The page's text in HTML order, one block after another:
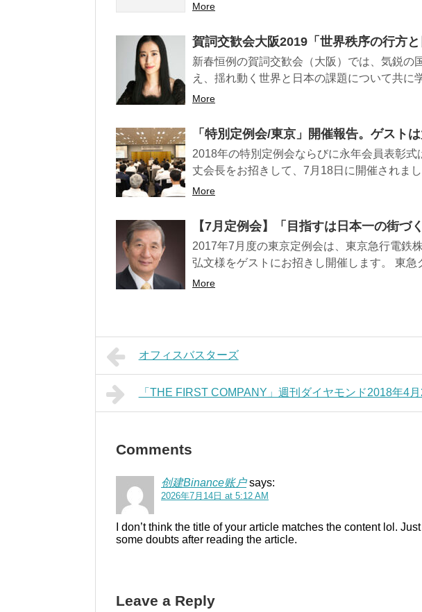
More
賀詞交歓会大阪2019「世界秩序の行方と
新春恒例の賀詞交歓会（大阪）では、気鋭
え、揺れ動く世界と日本の課題について共に
More
「特別定例会/東京」開催報告。ゲスト
2018年の特別定例会ならびに永年会員表彰
丈会長をお招きして、7月18日に開催されま
More
【7月定例会】「目指すは日本一の街づ
2017年7月度の東京定例会は、東京急行電鉄
弘文様をゲストにお招きし開催します。 東急
More
オフィスバスターズ
「THE FIRST COMPANY」週刊ダイヤモンド2018年4
Comments
创建Binance账户 says:
2026年7月14日 at 5:12 AM
I don’t think the title of your article matches the content lol.
some doubts after reading the article.
Leave a Reply